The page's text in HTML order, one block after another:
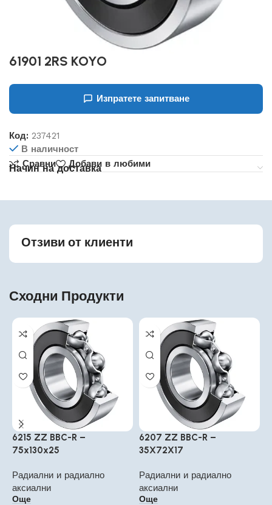
61901 2RS KOYO
Изпратете запитване
Код:237421
В наличност
Сравни
Добави в любими
Начин на доставка
Отзиви от клиенти
Сходни Продукти
6215 ZZ BBC-R –
75x130x25
Радиални и радиално
аксиални
Още
6207 ZZ BBC-R –
35X72X17
Радиални и радиално
аксиални
Още